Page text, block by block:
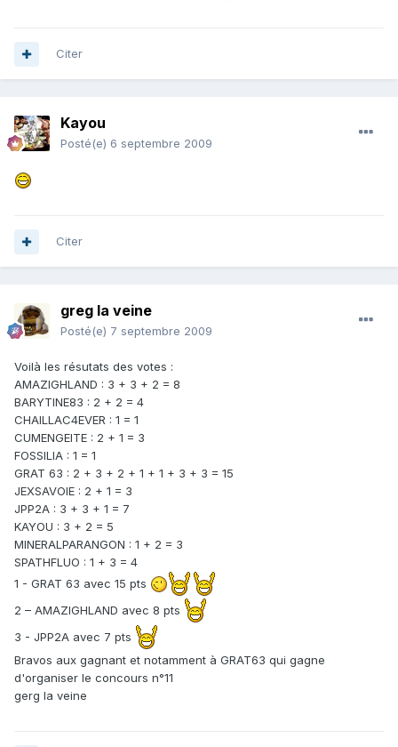
Citer
Kayou
Posté(e) 6 septembre 2009
Citer
greg la veine
Posté(e) 7 septembre 2009
Voilà les résutats des votes :
AMAZIGHLAND : 3 + 3 + 2 = 8
BARYTINE83 : 2 + 2 = 4
CHAILLAC4EVER : 1 = 1
CUMENGEITE : 2 + 1 = 3
FOSSILIA : 1 = 1
GRAT 63 : 2 + 3 + 2 + 1 + 1 + 3 + 3 = 15
JEXSAVOIE : 2 + 1 = 3
JPP2A : 3 + 3 + 1 = 7
KAYOU : 3 + 2 = 5
MINERALPARANGON : 1 + 2 = 3
SPATHFLUO : 1 + 3 = 4
1 - GRAT 63 avec 15 pts
2 – AMAZIGHLAND avec 8 pts
3 - JPP2A avec 7 pts
Bravos aux gagnant et notamment à GRAT63 qui gagne
d'organiser le concours n°11
gerg la veine